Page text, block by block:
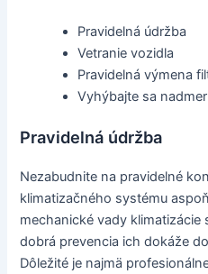
Pravidelná údržba
Vetranie vozidla
Pravidelná výmena
Vyhýbajte sa
Pravidelná údržba
Nezabudnite na pravidelné
klimatizačného systému
mechanické vady
dobrá prevencia ich dokáže
Dôležité je najmä